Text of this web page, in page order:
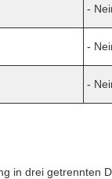
-
-
-
in drei getrennten